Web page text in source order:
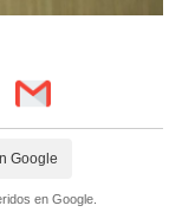
Google
en Google.